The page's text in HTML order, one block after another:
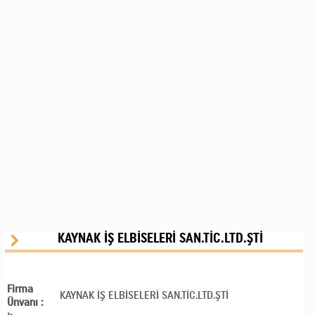
KAYNAK İŞ ELBİSELERİ SAN.TİC.LTD.ŞTİ
Firma
Ünvanı :
KAYNAK İŞ ELBİSELERİ SAN.TİC.LTD.ŞTİ